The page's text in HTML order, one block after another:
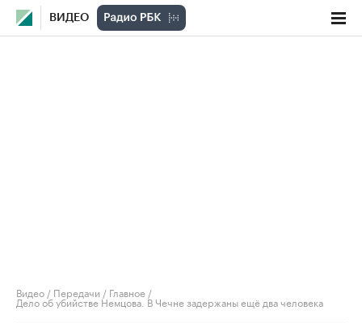
ВИДЕО
Видео / Передачи / Главное /
Дело об убийстве Немцова. В Чечне задержаны ещё два человека